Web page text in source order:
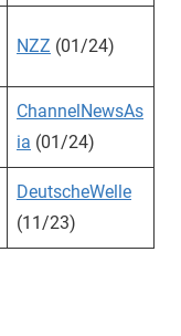
NZZ (01/24)
ChannelNewsAs
ia (01/24)
DeutscheWelle
(11/23)